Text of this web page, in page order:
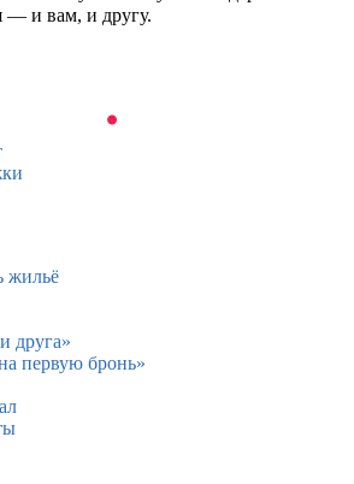
— и вам, и другу.
жильё
друга»
первую бронь»